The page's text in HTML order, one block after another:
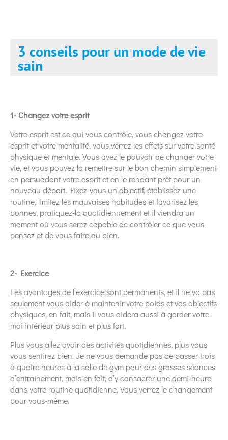
3 conseils pour un mode de vie
sain
1- Changez votre esprit
Votre esprit est ce qui vous contrôle, vous changez votre
esprit et votre mentalité, vous verrez les effets sur votre santé
physique et mentale. Vous avez le pouvoir de changer votre
vie, et vous pouvez la remettre sur le bon chemin simplement
en persuadant votre esprit et en le rendant prêt pour un
nouveau départ. Fixez-vous un objectif, établissez une
routine, limitez les mauvaises habitudes et favorisez les
bonnes, pratiquez-la quotidiennement et il viendra un
moment où vous serez capable de contrôler ce que vous
pensez et de vous faire du bien.
2- Exercice
Les avantages de l’exercice sont permanents, et il ne va pas
seulement vous aider à maintenir votre poids et vos objectifs
physiques, en fait, mais il vous aidera aussi à garder votre
moi intérieur plus sain et plus fort.
Plus vous allez avoir des activités quotidiennes, plus vous
vous sentirez bien. Je ne vous demande pas de passer trois
à quatre heures à la salle de gym pour des grosses séances
d’entraînement, mais en fait, d’y consacrer une demi-heure
dans votre routine quotidienne. Vous verrez le changement
pour vous-même.